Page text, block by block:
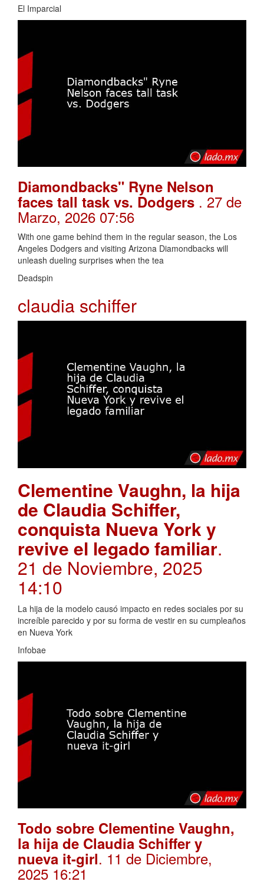
El Imparcial
Diamondbacks" Ryne Nelson
faces tall task vs. Dodgers . 27 de
Marzo, 2026 07:56
With one game behind them in the regular season, the Los
Angeles Dodgers and visiting Arizona Diamondbacks will
unleash dueling surprises when the tea
Deadspin
claudia schiffer
Clementine Vaughn, la hija
de Claudia Schiffer,
conquista Nueva York y
revive el legado familiar.
21 de Noviembre, 2025
14:10
La hija de la modelo causó impacto en redes sociales por su
increíble parecido y por su forma de vestir en su cumpleaños
en Nueva York
Infobae
Todo sobre Clementine Vaughn,
la hija de Claudia Schiffer y
nueva it-girl. 11 de Diciembre,
2025 16:21